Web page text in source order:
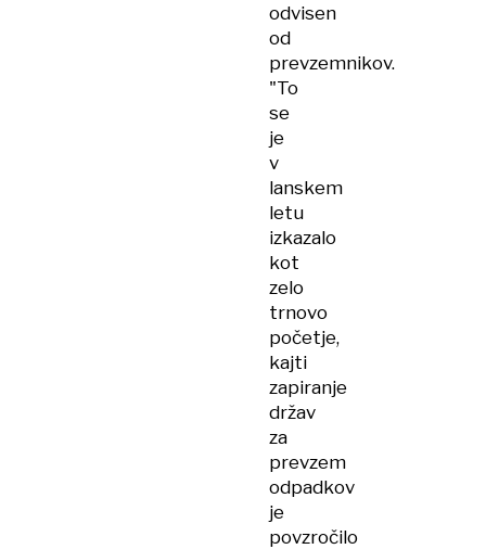
odvisen
od
prevzemnikov.
"To
se
je
v
lanskem
letu
izkazalo
kot
zelo
trnovo
početje,
kajti
zapiranje
držav
za
prevzem
odpadkov
je
povzročilo